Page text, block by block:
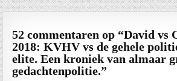
52 commentaren op “David vs
2018: KVHV vs de gehele
elite. Een kroniek van almaar
gedachtenpolitie.”